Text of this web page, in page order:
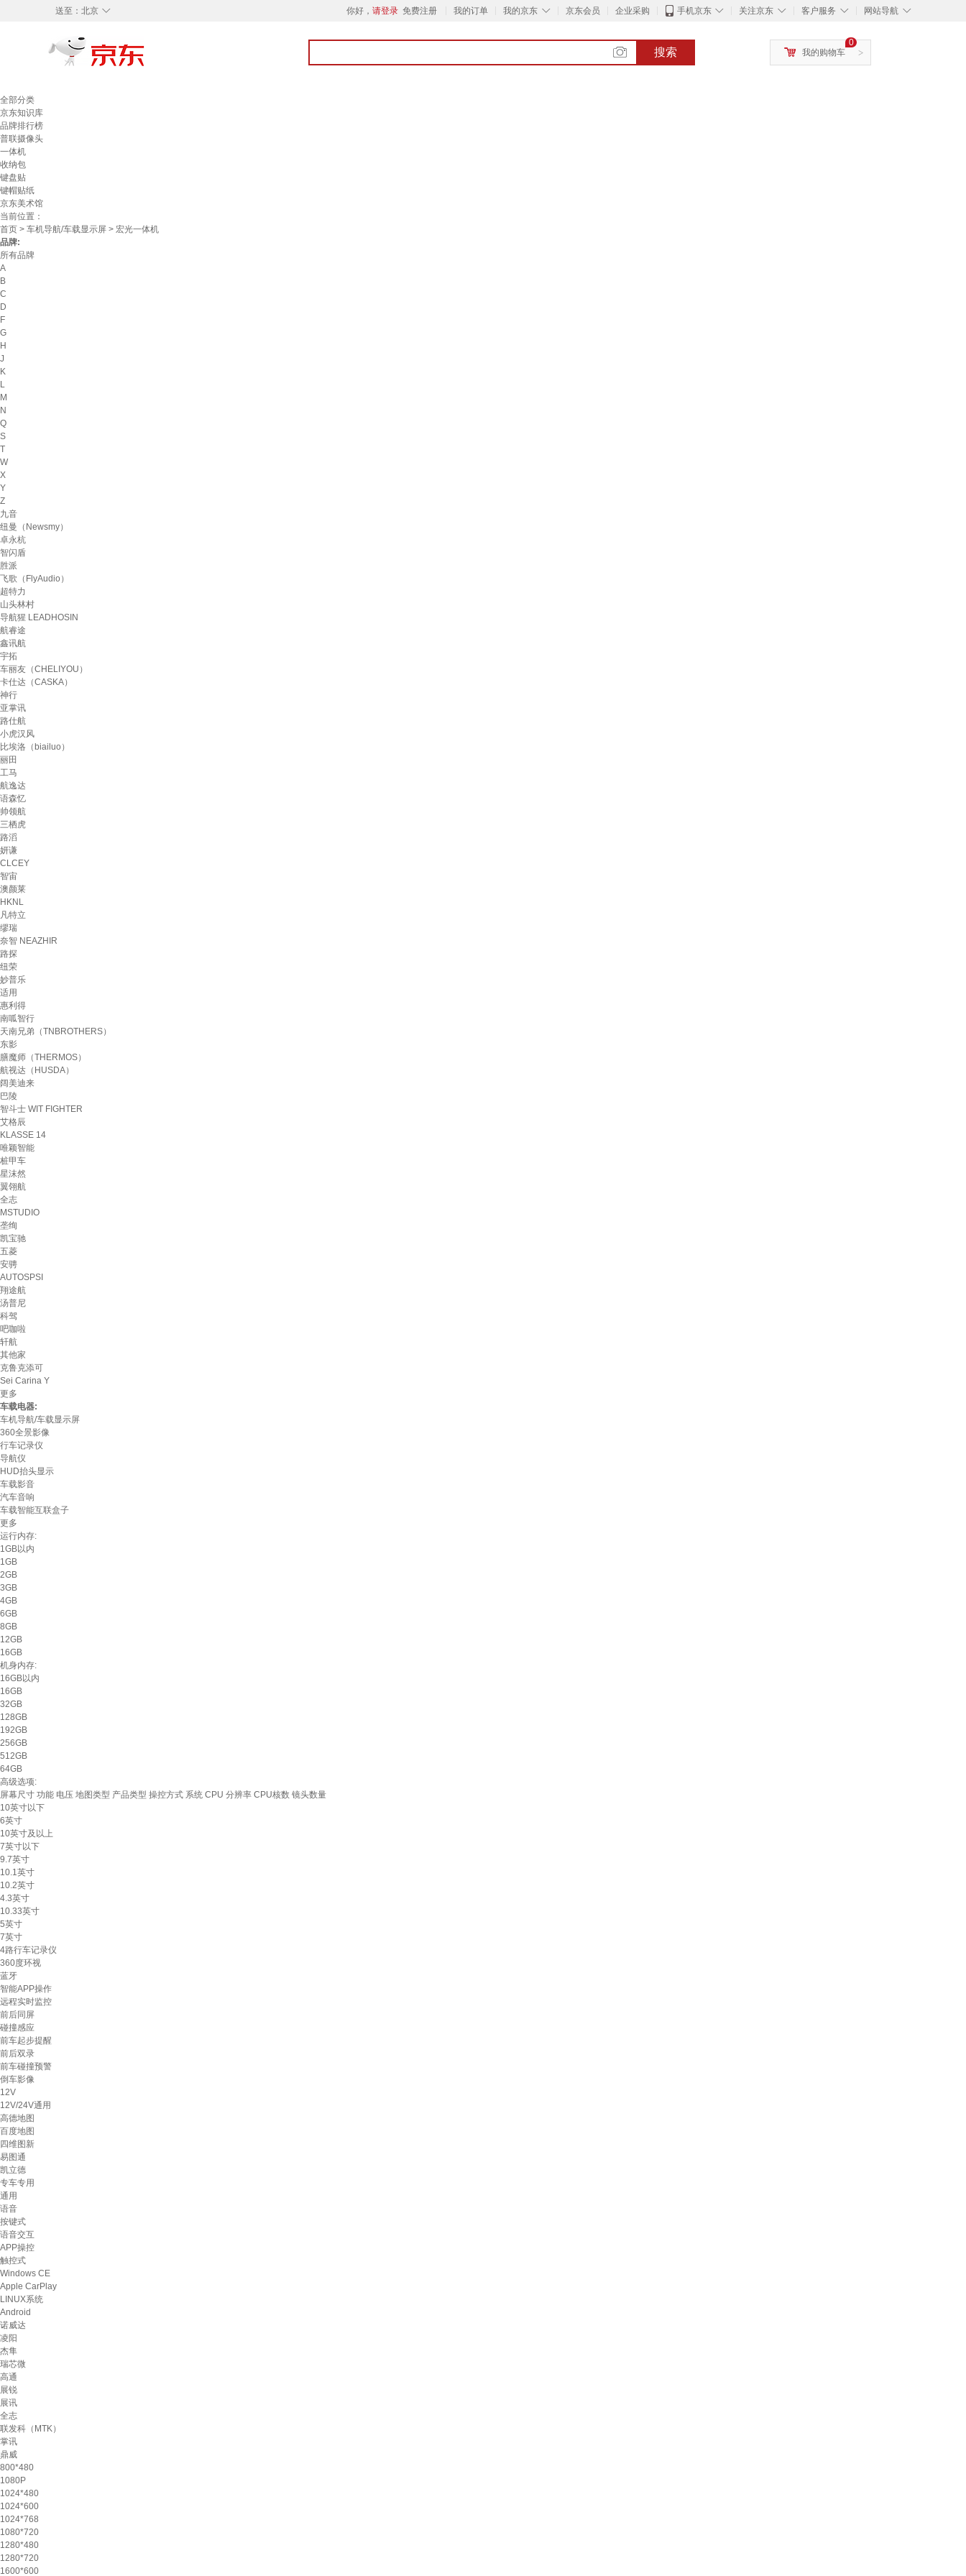
◇
送至： 北京 你好， 请登录 免费注册 我的订单 ◇
我的京东 京东会员 企业采购 ◇
手机京东 ◇
关注京东 ◇
客户服务 ◇
网站导航
搜索 >
0
我的购物车
全部分类
京东知识库
品牌排行榜
普联摄像头
一体机
收纳包
键盘贴
键帽贴纸
京东美术馆
当前位置：
首页 > 车机导航/车载显示屏 > 宏光一体机
品牌:
所有品牌
A
B
C
D
F
G
H
J
K
L
M
N
Q
S
T
W
X
Y
Z
九音
纽曼（Newsmy）
卓永杭
智闪盾
胜派
飞歌（FlyAudio）
超特力
山头林村
导航猩 LEADHOSIN
航睿途
鑫讯航
宇拓
车丽友（CHELIYOU）
卡仕达（CASKA）
神行
亚掌讯
路仕航
小虎汉风
比埃洛（biailuo）
丽田
工马
航逸达
语森忆
帅领航
三栖虎
路滔
妍谦
CLCEY
智宙
澳颜莱
HKNL
凡特立
缪瑞
奈智 NEAZHIR
路探
纽荣
妙普乐
适用
惠利得
南呱智行
天南兄弟（TNBROTHERS）
东影
膳魔师（THERMOS）
航视达（HUSDA）
阔美迪来
巴陵
智斗士 WIT FIGHTER
艾格辰
KLASSE 14
唯颖智能
桩甲车
星沫然
翼翎航
全志
MSTUDIO
垄绚
凯宝驰
五菱
安骋
AUTOSPSI
翔途航
汤普尼
科驾
吧咖啦
轩航
其他家
克鲁克添可
Sei Carina Y
更多
车载电器:
车机导航/车载显示屏
360全景影像
行车记录仪
导航仪
HUD抬头显示
车载影音
汽车音响
车载智能互联盒子
更多
运行内存:
1GB以内
1GB
2GB
3GB
4GB
6GB
8GB
12GB
16GB
机身内存:
16GB以内
16GB
32GB
128GB
192GB
256GB
512GB
64GB
高级选项:
屏幕尺寸 功能 电压 地图类型 产品类型 操控方式 系统 CPU 分辨率 CPU核数 镜头数量
10英寸以下
6英寸
10英寸及以上
7英寸以下
9.7英寸
10.1英寸
10.2英寸
4.3英寸
10.33英寸
5英寸
7英寸
4路行车记录仪
360度环视
蓝牙
智能APP操作
远程实时监控
前后同屏
碰撞感应
前车起步提醒
前后双录
前车碰撞预警
倒车影像
12V
12V/24V通用
高德地图
百度地图
四维图新
易图通
凯立德
专车专用
通用
语音
按键式
语音交互
APP操控
触控式
Windows CE
Apple CarPlay
LINUX系统
Android
诺威达
凌阳
杰隼
瑞芯微
高通
展锐
展讯
全志
联发科（MTK）
掌讯
鼎威
800*480
1080P
1024*480
1024*600
1024*768
1080*720
1280*480
1280*720
1600*600